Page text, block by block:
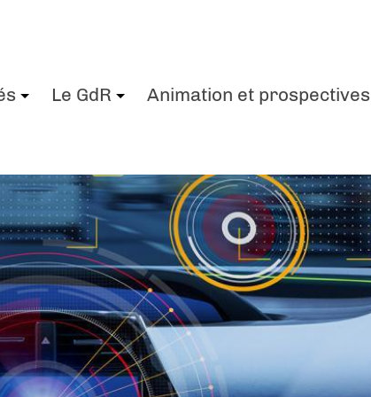
Le GdR Animation et prospectives